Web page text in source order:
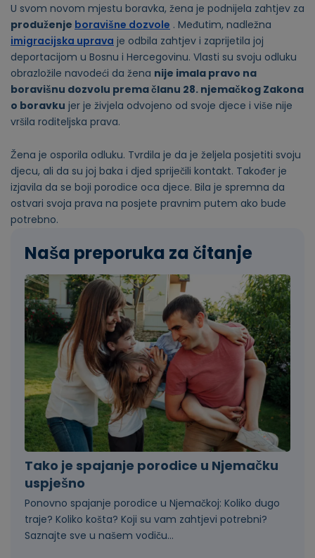
U svom novom mjestu boravka, žena je podnijela zahtjev za
produženje boravišne dozvole . Međutim, nadležna
imigracijska uprava je odbila zahtjev i zaprijetila joj
deportacijom u Bosnu i Hercegovinu. Vlasti su svoju odluku
obrazložile navodeći da žena nije imala pravo na
boravišnu dozvolu prema članu 28. njemačkog Zakona
o boravku jer je živjela odvojeno od svoje djece i više nije
vršila roditeljska prava.
Žena je osporila odluku. Tvrdila je da je željela posjetiti svoju
djecu, ali da su joj baka i djed spriječili kontakt. Također je
izjavila da se boji porodice oca djece. Bila je spremna da
ostvari svoja prava na posjete pravnim putem ako bude
potrebno.
Naša preporuka za čitanje
Tako je spajanje porodice u Njemačku
uspješno
Ponovno spajanje porodice u Njemačkoj: Koliko dugo
traje? Koliko košta? Koji su vam zahtjevi potrebni?
Saznajte sve u našem vodiču...